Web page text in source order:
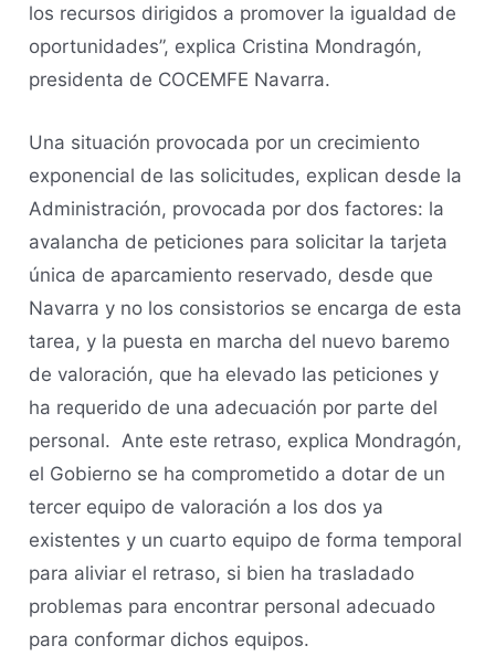
los recursos dirigidos a promover la igualdad de
oportunidades”, explica Cristina Mondragón,
presidenta de COCEMFE Navarra.
Una situación provocada por un crecimiento
exponencial de las solicitudes, explican desde la
Administración, provocada por dos factores: la
avalancha de peticiones para solicitar la tarjeta
única de aparcamiento reservado, desde que
Navarra y no los consistorios se encarga de esta
tarea, y la puesta en marcha del nuevo baremo
de valoración, que ha elevado las peticiones y
ha requerido de una adecuación por parte del
personal. Ante este retraso, explica Mondragón,
el Gobierno se ha comprometido a dotar de un
tercer equipo de valoración a los dos ya
existentes y un cuarto equipo de forma temporal
para aliviar el retraso, si bien ha trasladado
problemas para encontrar personal adecuado
para conformar dichos equipos.